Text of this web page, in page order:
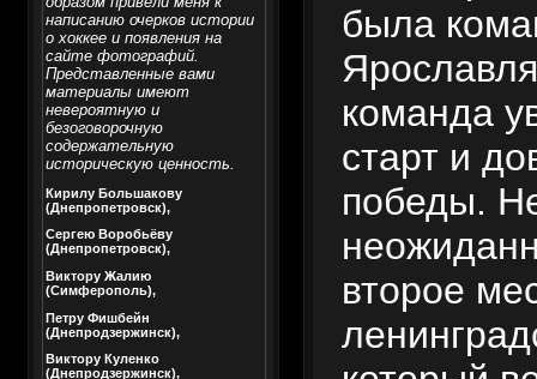
написанию очерков истории
о хоккее и появления на
сайте фотографий.
Представленные вами
материалы имеют
невероятную и
безоговорочную
содержательную
историческую ценность.
Кирилу Большакову
(Днепропетровск),
Сергею Воробьёву
(Днепропетровск),
Виктору Жалию
(Симферополь),
Петру Фишбейн
(Днепродзержинск),
Виктору Куленко
(Днепродзержинск),
была
команда
старт и
победы.
второе